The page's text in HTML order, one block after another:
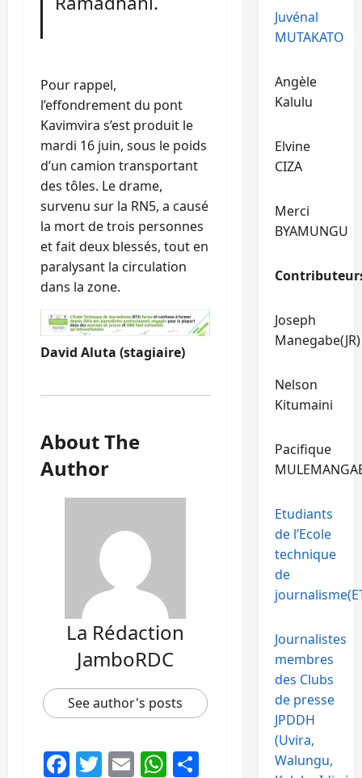
Pour rappel,
l’effondrement du pont
Kavimvira s’est produit le
mardi 16 juin, sous le poids
d’un camion transportant
des tôles. Le drame,
survenu sur la RN5, a causé
la mort de trois personnes
et fait deux blessés, tout en
paralysant la circulation
dans la zone.
David Aluta (stagiaire)
About The
Author
La Rédaction
JamboRDC
See author's posts
Facebook
Twitter
EmailWhatsApp
Partager
Juvénal
MUTAKATO
Angèle
Kalulu
Elvine
CIZA
Merci
BYAMUNGU
Joseph
Manegabe(JR)
Nelson
Kitumaini
Pacifique
Etudiants
de l’Ecole
technique
de
Journalistes
membres
des Clubs
de presse
JPDDH
(Uvira,
Walungu,